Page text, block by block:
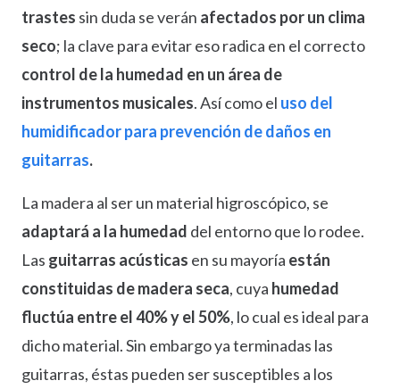
trastes sin duda se verán afectados por un clima
seco; la clave para evitar eso radica en el correcto
control de la humedad en un área de
instrumentos musicales. Así como el uso del
humidificador para prevención de daños en
guitarras.
La madera al ser un material higroscópico, se
adaptará a la humedad del entorno que lo rodee.
Las guitarras acústicas en su mayoría están
constituidas de madera seca, cuya humedad
fluctúa entre el 40% y el 50%, lo cual es ideal para
dicho material. Sin embargo ya terminadas las
guitarras, éstas pueden ser susceptibles a los